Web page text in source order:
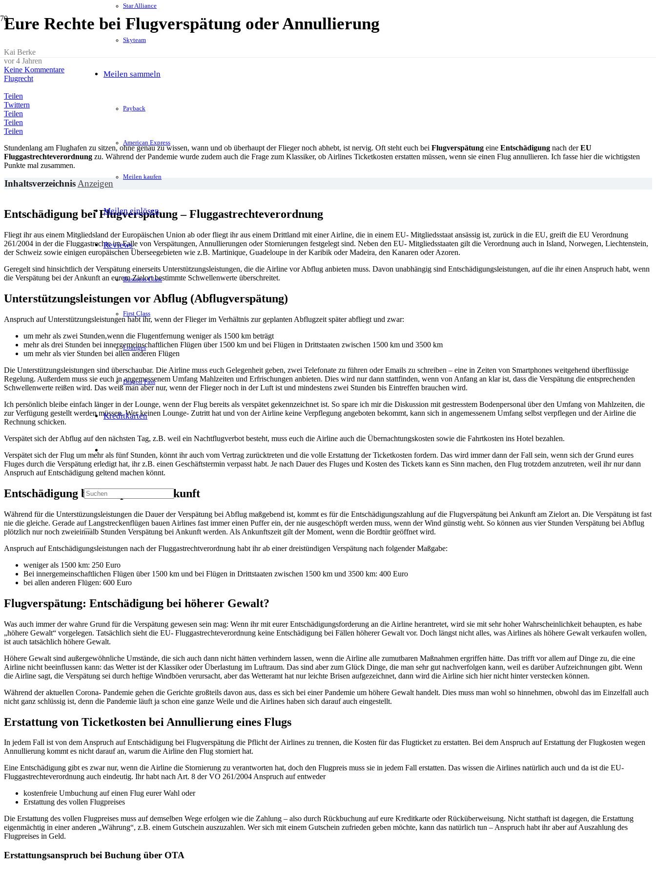
Star Alliance
Skyteam
Meilen sammeln
Payback
American Express
Meilen kaufen
Meilen einlösen
Reviews
Business Class
First Class
Lounges
Dragon Pass
Kreditkarten
Eure Rechte bei Flugverspätung oder Annullierung
Kai Berke
vor 4 Jahren
Keine Kommentare
Flugrecht
Teilen
Twittern
Teilen
Teilen
Teilen
Stundenlang am Flughafen zu sitzen, ohne genau zu wissen, wann und ob überhaupt der Flieger noch abhebt, ist nervig. Oft steht euch bei Flugverspätung eine Entschädigung nach derEU
Fluggastrechteverordnung zu. Während der Pandemie wurde zudem auch die Frage zum Klassiker, ob Airlines Ticketkosten erstatten müssen, wenn sie einen Flug annullieren. Ich fasse hier die wichtigsten
Punkte mal zusammen.
InhaltsverzeichnisAnzeigen
Entschädigung bei Flugverspätung – Fluggastrechteverordnung
Fliegt ihr aus einem Mitgliedsland der Europäischen Union ab oder fliegt ihr aus einem Drittland mit einer Airline, die in einem EU- Mitgliedsstaat ansässig ist, zurück in die EU, greift die EU Verordnung
261/2004 in der die Fluggastrechte im Falle von Verspätungen, Annullierungen oder Stornierungen festgelegt sind. Neben den EU- Mitgliedsstaaten gilt die Verordnung auch in Island, Norwegen, Liechtenstein,
der Schweiz sowie einigen europäischen Überseegebieten wie z.B. Martinique, Guadeloupe in der Karibik oder Madeira, den Kanaren oder Azoren.
Geregelt sind hinsichtlich der Verspätung einerseits Unterstützungsleistungen, die die Airline vor Abflug anbieten muss. Davon unabhängig sind Entschädigungsleistungen, auf die ihr einen Anspruch habt, wenn
die Verspätung bei der Ankunft an eurem Zielort bestimmte Schwellenwerte überschreitet.
Unterstützungsleistungen vor Abflug (Abflugverspätung)
Anspruch auf Unterstützungsleistungen habt ihr, wenn der Flieger im Verhältnis zur geplanten Abflugzeit später abfliegt und zwar:
um mehr als zwei Stunden,wenn die Flugentfernung weniger als 1500 km beträgt
mehr als drei Stunden bei innergemeinschaftlichen Flügen über 1500 km und bei Flügen in Drittstaaten zwischen 1500 km und 3500 km
um mehr als vier Stunden bei allen anderen Flügen
Die Unterstützungsleistungen sind überschaubar. Die Airline muss euch Gelegenheit geben, zwei Telefonate zu führen oder Emails zu schreiben – eine in Zeiten von Smartphones weitgehend überflüssige
Regelung. Außerdem muss sie euch in angemessenem Umfang Mahlzeiten und Erfrischungen anbieten. Dies wird nur dann stattfinden, wenn von Anfang an klar ist, dass die Verspätung die entsprechenden
Schwellenwerte reißen wird. Das weiß man aber nur, wenn der Flieger noch in der Luft ist und mindestens zwei Stunden bis Eintreffen brauchen wird.
Ich persönlich bleibe einfach länger in der Lounge, wenn der Flug bereits als verspätet gekennzeichnet ist. So spare ich mir die Diskussion mit gestresstem Bodenpersonal über den Umfang von Mahlzeiten, die
zur Verfügung gestellt werden müssen. Wer keinen Lounge- Zutritt hat und von der Airline keine Verpflegung angeboten bekommt, kann sich in angemessenem Umfang selbst verpflegen und der Airline die
Rechnung schicken.
Verspätet sich der Abflug auf den nächsten Tag, z.B. weil ein Nachtflugverbot besteht, muss euch die Airline auch die Übernachtungskosten sowie die Fahrtkosten ins Hotel bezahlen.
Verspätet sich der Flug um mehr als fünf Stunden, könnt ihr auch vom Vertrag zurücktreten und die volle Erstattung der Ticketkosten fordern. Das wird immer dann der Fall sein, wenn sich der Grund eures
Fluges durch die Verspätung erledigt hat, ihr z.B. einen Geschäftstermin verpasst habt. Je nach Dauer des Fluges und Kosten des Tickets kann es Sinn machen, den Flug trotzdem anzutreten, weil ihr nur dann
Anspruch auf Entschädigung geltend machen könnt.
Entschädigung bei verspäteter Ankunft
Während für die Unterstüzungsleistungen die Dauer der Verspätung bei Abflug maßgebend ist, kommt es für die Entschädigungszahlung auf die Flugverspätung bei Ankunft am Zielort an. Die Verspätung ist fast
nie die gleiche. Gerade auf Langstreckenflügen bauen Airlines fast immer einen Puffer ein, der nie ausgeschöpft werden muss, wenn der Wind günstig weht. So können aus vier Stunden Verspätung bei Abflug
plötzlich nur noch zweieinhalb Stunden Verspätung bei Ankunft werden. Als Ankunftszeit gilt der Moment, wenn die Bordtür geöffnet wird.
Anspruch auf Entschädigungsleistungen nach der Fluggastrechtverordnung habt ihr ab einer dreistündigen Verspätung nach folgender Maßgabe:
weniger als 1500 km: 250 Euro
Bei innergemeinschaftlichen Flügen über 1500 km und bei Flügen in Drittstaaten zwischen 1500 km und 3500 km: 400 Euro
bei allen anderen Flügen: 600 Euro
Flugverspätung: Entschädigung bei höherer Gewalt?
Was auch immer der wahre Grund für die Verspätung gewesen sein mag: Wenn ihr mit eurer Entschädigungsforderung an die Airline herantretet, wird sie mit sehr hoher Wahrscheinlichkeit behaupten, es habe
„höhere Gewalt“ vorgelegen. Tatsächlich sieht die EU- Fluggastrechteverordnung keine Entschädigung bei Fällen höherer Gewalt vor. Doch längst nicht alles, was Airlines als höhere Gewalt verkaufen wollen,
ist auch tatsächlich höhere Gewalt.
Höhere Gewalt sind außergewöhnliche Umstände, die sich auch dann nicht hätten verhindern lassen, wenn die Airline alle zumutbaren Maßnahmen ergriffen hätte. Das trifft vor allem auf Dinge zu, die eine
Airline nicht beeinflussen kann: das Wetter ist der Klassiker oder Überlastung im Luftraum. Das sind aber zum Glück Dinge, die man sehr gut nachverfolgen kann, weil es darüber Aufzeichnungen gibt. Wenn
die Airline sagt, die Verspätung sei durch heftige Windböen verursacht, aber das Wetteramt hat nur leichte Brisen aufgezeichnet, dann wird die Airline sich hier nicht hinter verstecken können.
Während der aktuellen Corona- Pandemie gehen die Gerichte großteils davon aus, dass es sich bei einer Pandemie um höhere Gewalt handelt. Dies muss man wohl so hinnehmen, obwohl das im Einzelfall auch
nicht ganz schlüssig ist, denn die Pandemie läuft ja schon eine ganze Weile und die Airlines haben sich darauf auch eingestellt.
Erstattung von Ticketkosten bei Annullierung eines Flugs
In jedem Fall ist von dem Anspruch auf Entschädigung bei Flugverspätung die Pflicht der Airlines zu trennen, die Kosten für das Flugticket zu erstatten. Bei dem Anspruch auf Erstattung der Flugkosten wegen
Annullierung kommt es nicht darauf an, warum die Airline den Flug storniert hat.
Eine Entschädigung gibt es zwar nur, wenn die Airline die Stornierung zu verantworten hat, doch den Flugpreis muss sie in jedem Fall erstatten. Das wissen die Airlines natürlich auch und da ist die EU-
Fluggastrechteverordnung auch eindeutig. Ihr habt nach Art. 8 der VO 261/2004 Anspruch auf entweder
kostenfreie Umbuchung auf einen Flug eurer Wahl oder
Erstattung des vollen Flugpreises
Die Erstattung des vollen Flugpreises muss auf demselben Wege erfolgen wie die Zahlung – also durch Rückbuchung auf eure Kreditkarte oder Rücküberweisung. Nicht statthaft ist dagegen, die Erstattung
eigenmächtig in einer anderen „Währung“, z.B. einem Gutschein auszuzahlen. Wer sich mit einem Gutschein zufrieden geben möchte, kann das natürlich tun – Anspruch habt ihr aber auf Auszahlung des
Flugpreises in Geld.
Erstattungsanspruch bei Buchung über OTA